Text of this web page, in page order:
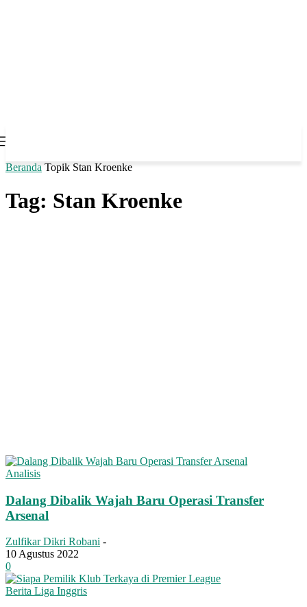
Beranda Topik Stan Kroenke
Tag: Stan Kroenke
Analisis
Dalang Dibalik Wajah Baru Operasi Transfer
Arsenal
Zulfikar Dikri Robani -
10 Agustus 2022
0
Berita Liga Inggris